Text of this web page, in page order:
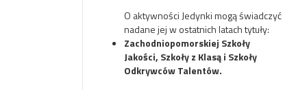
O aktywności Jedynki mogą świadczyć
nadane jej w ostatnich latach tytuły:
Zachodniopomorskiej Szkoły
Jakości, Szkoły z Klasą i Szkoły
Odkrywców Talentów.